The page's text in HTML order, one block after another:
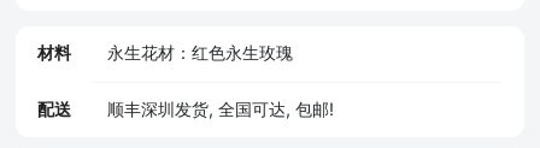
材料 永生花材：红色永生玫瑰
配送 顺丰深圳发货, 全国可达, 包邮!